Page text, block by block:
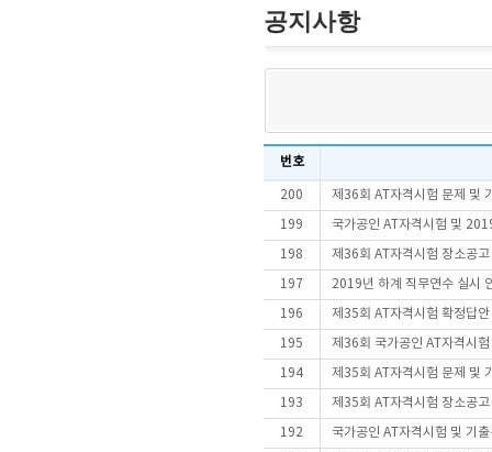
공지사항
번호
200 제36회 AT자격시험 문제 및
199 국가공인 AT자격시험 및
198 제36회 AT자격시험 장소공
197 2019년 하계 직무연수 실시
196 제35회 AT자격시험 확정답
195 제36회 국가공인 AT자격시
194 제35회 AT자격시험 문제 및
193 제35회 AT자격시험 장소공
192 국가공인 AT자격시험 및 기